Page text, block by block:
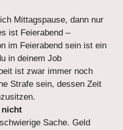
Mittagspause, dann nur
ist Feierabend –
im Feierabend sein ist ein
in deinem Job
ist zwar immer noch
Strafe sein, dessen Zeit
nicht
Sache. Geld